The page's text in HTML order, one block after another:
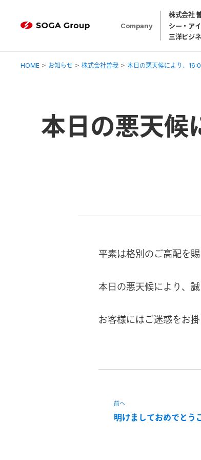
Company
株式会社
シー・ア
三洋ビジ
HOME お知らせ 株式会社曽我 本日の悪天候により、
本日の悪天候
平素は格別のご高配を
本日の悪天候により、
お客様にはご迷惑をお
前へ
明けましておめでとう